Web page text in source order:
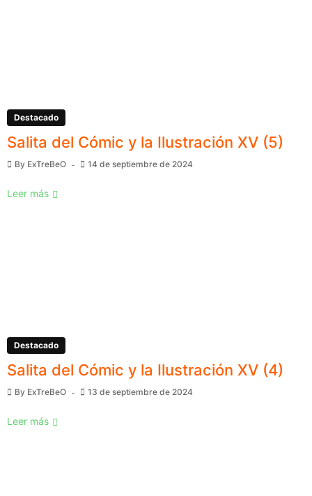
Destacado
Salita del Cómic y la Ilustración XV (5)
By ExTreBeO 14 de septiembre de 2024
Leer más
Destacado
Salita del Cómic y la Ilustración XV (4)
By ExTreBeO 13 de septiembre de 2024
Leer más